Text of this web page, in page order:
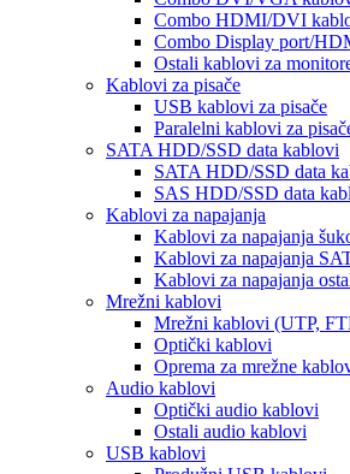
Combo HDMI/DVI
Combo Display port/
Ostali kablovi za
Kablovi za pisače
USB kablovi za pisače
Paralelni kablovi za
SATA HDD/SSD data kablovi
SATA HDD/SSD data
SAS HDD/SSD data
Kablovi za napajanja
Kablovi za napajanja
Kablovi za napajanja
Kablovi za napajanja
Mrežni kablovi
Mrežni kablovi (UTP,
Optički kablovi
Oprema za mrežne
Audio kablovi
Optički audio kablovi
Ostali audio kablovi
USB kablovi